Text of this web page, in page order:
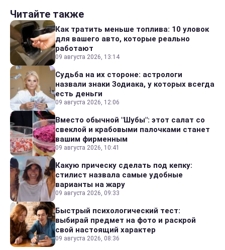
Читайте также
Как тратить меньше топлива: 10 уловок
для вашего авто, которые реально
работают
09 августа 2026, 13:14
Судьба на их стороне: астрологи
назвали знаки Зодиака, у которых всегда
есть деньги
09 августа 2026, 12:06
Вместо обычной "Шубы": этот салат со
свеклой и крабовыми палочками станет
вашим фирменным
09 августа 2026, 10:41
Какую прическу сделать под кепку:
стилист назвала самые удобные
варианты на жару
09 августа 2026, 09:33
Быстрый психологический тест:
выбирай предмет на фото и раскрой
свой настоящий характер
09 августа 2026, 08:36